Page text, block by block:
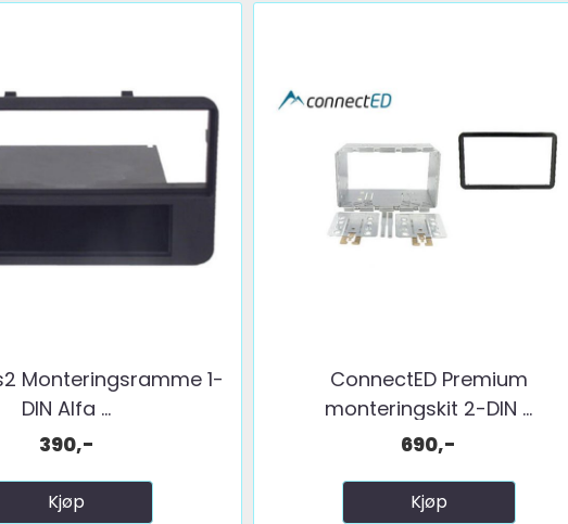
Monteringsramme 1-
DIN Alfa ...
390,-
Kjøp
ConnectED Premium
monteringskit 2-DIN ...
690,-
Kjøp